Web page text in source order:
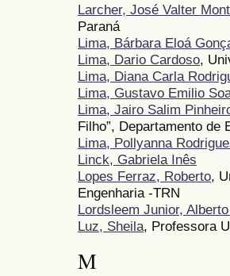
Larcher, José Valter
Paraná
Lima, Bárbara Eloá
Lima, Dario Cardoso,
Lima, Diana Carla
Lima, Gustavo Emilio
Lima, Jairo Salim
Filho”, Departamento de
Lima, Pollyanna
Linck, Gabriela Inês
Lopes Ferraz, Roberto,
Engenharia -TRN
Lordsleem Junior,
Luz, Sheila, Professora
M